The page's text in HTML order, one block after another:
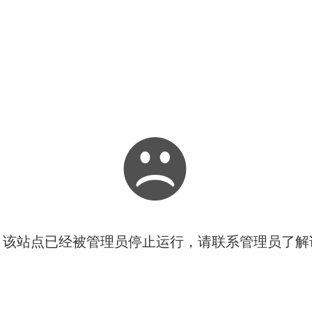
站点已经被管理员停止运行，请联系管理员了